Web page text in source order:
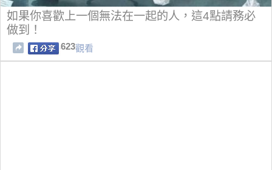
如果你喜歡上一個無法在一起的人，這4點請務必
做到！
623觀看